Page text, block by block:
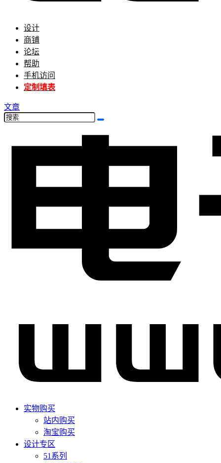
设计
商铺
论坛
帮助
手机访问
定制填表
文章
实物购买
站内购买
淘宝购买
设计专区
51系列